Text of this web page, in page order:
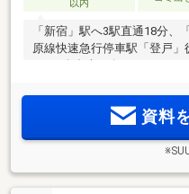
以内
「新宿」駅へ3駅直通18分、
原線快速急行停車駅「登戸」
然、医療や子育て施設も充実
建築物(住宅)」のダブル認定
資料